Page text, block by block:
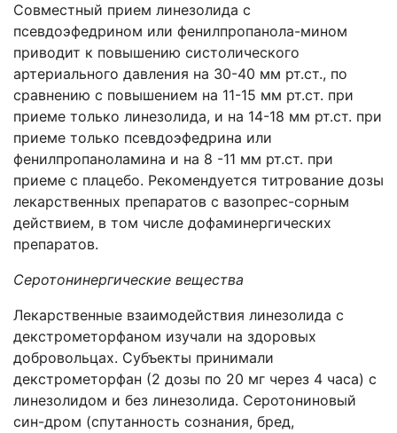
Совместный прием линезолида с
псевдоэфедрином или фенилпропанола-мином
приводит к повышению систолического
артериального давления на 30-40 мм рт.ст., по
сравнению с повышением на 11-15 мм рт.ст. при
приеме только линезолида, и на 14-18 мм рт.ст. при
приеме только псевдоэфедрина или
фенилпропаноламина и на 8 -11 мм рт.ст. при
приеме с плацебо. Рекомендуется титрование дозы
лекарственных препаратов с вазопрес-сорным
действием, в том числе дофаминергических
препаратов.
Серотонинергические вещества
Лекарственные взаимодействия линезолида с
декстрометорфаном изучали на здоровых
добровольцах. Субъекты принимали
декстрометорфан (2 дозы по 20 мг через 4 часа) с
линезолидом и без линезолида. Серотониновый
син-дром (спутанность сознания, бред,